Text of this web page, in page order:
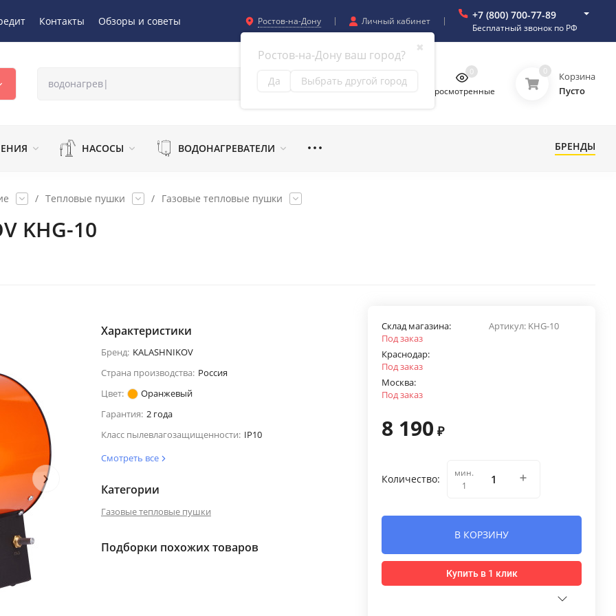
Контакты Обзоры и советы Ростов-на-Дону
✖
Ростов-на-Дону ваш город?
Да Выбрать другой город
Личный кабинет +7 (800) 700-77-89
Бесплатный звонок по РФ
Просмотренные
0 0
Корзина
Пусто
НАСОСЫ ВОДОНАГРЕВАТЕЛИ БРЕНДЫ
/ Тепловые пушки / Газовые тепловые пушки
KHG-10
›
Характеристики
Бренд: KALASHNIKOV
Страна производства: Россия
Цвет:
Оранжевый
Гарантия: 2 года
Класс пылевлагозащищенности: IP10
Смотреть все
Категории
Газовые тепловые пушки
Подборки похожих товаров
Артикул: KHG-10
Склад магазина:
Под заказ
Краснодар:
Под заказ
Москва:
Под заказ
8 190 ₽
Количество:
мин.
1
В КОРЗИНУ
Купить в 1 клик